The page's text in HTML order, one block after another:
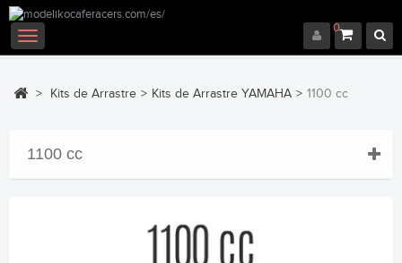
0
Navegación
Toggle
> Kits de Arrastre > Kits de Arrastre YAMAHA > 1100 cc
1100 cc